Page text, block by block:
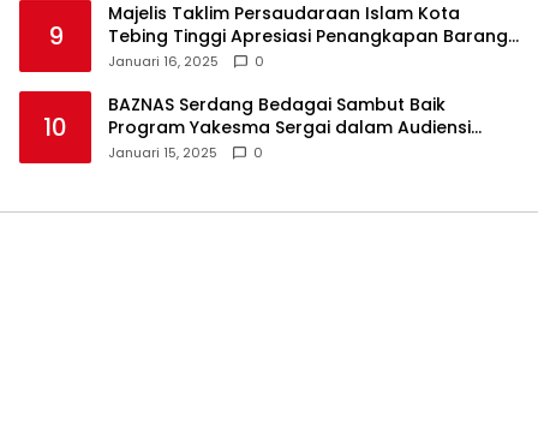
9
Majelis Taklim Persaudaraan Islam Kota
Tebing Tinggi Apresiasi Penangkapan Barang
Haram
Januari 16, 2025 0
10
BAZNAS Serdang Bedagai Sambut Baik
Program Yakesma Sergai dalam Audiensi
Perkenalan Pengurus Baru
Januari 15, 2025 0